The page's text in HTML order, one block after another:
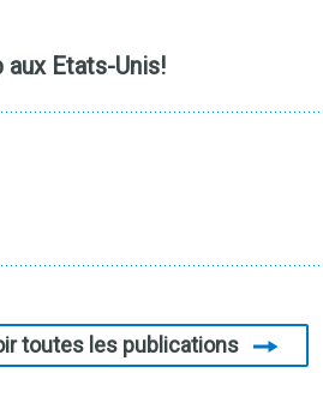
aux Etats-Unis!
toutes les publications